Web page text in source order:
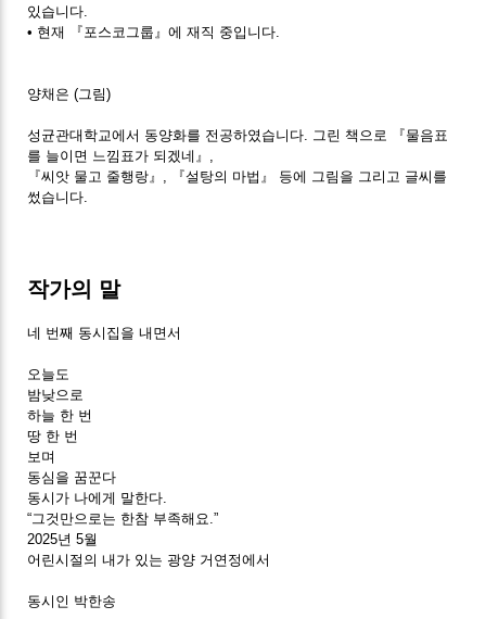
있습니다.
• 현재 『포스코그룹』에 재직 중입니다.
양채은 (그림)
성균관대학교에서 동양화를 전공하였습니다. 그린 책으로 『물음표
를 늘이면 느낌표가 되겠네』,
『씨앗 물고 줄행랑』, 『설탕의 마법』 등에 그림을 그리고 글씨를
썼습니다.
작가의 말
네 번째 동시집을 내면서
오늘도
밤낮으로
하늘 한 번
땅 한 번
보며
동심을 꿈꾼다
동시가 나에게 말한다.
“그것만으로는 한참 부족해요.”
2025년 5월
어린시절의 내가 있는 광양 거연정에서
동시인 박한송